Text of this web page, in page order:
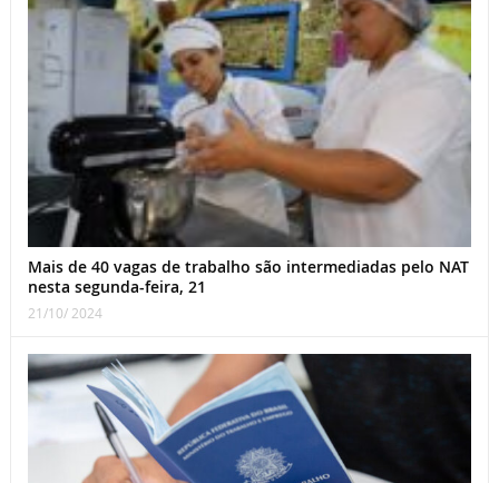
Mais de 40 vagas de trabalho são intermediadas pelo NAT
nesta segunda-feira, 21
21/10/ 2024